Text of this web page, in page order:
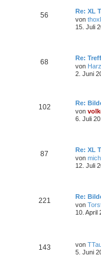
56
Re: XL
von thoxl
15. Juli
68
Re:
von
2. Juni
102
Re:
von
6. Juli
87
Re: XL
von
12. Juli
221
Re:
von
10. April
143 von
5. Juni